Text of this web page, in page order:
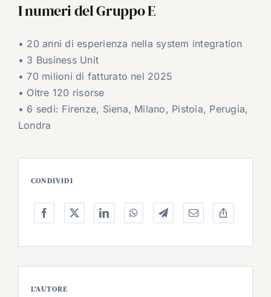
I numeri del Gruppo E
• 20 anni di esperienza nella system integration
• 3 Business Unit
• 70 milioni di fatturato nel 2025
• Oltre 120 risorse
• 6 sedi: Firenze, Siena, Milano, Pistoia, Perugia,
Londra
CONDIVIDI
L’AUTORE